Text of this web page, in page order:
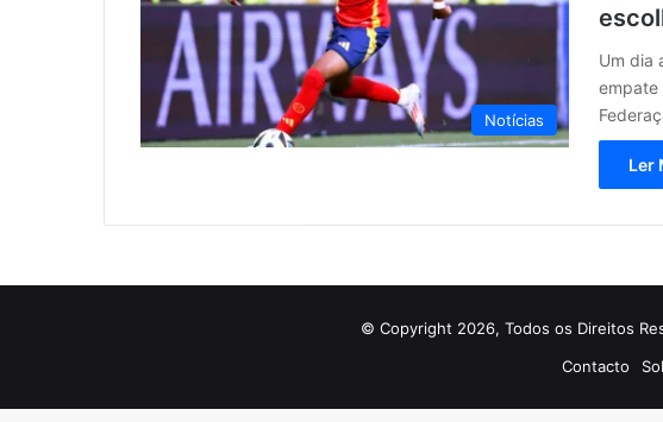
Notícias
Um dia
empate
Ler
© Copyright 2026, Todos os Direitos
Contacto